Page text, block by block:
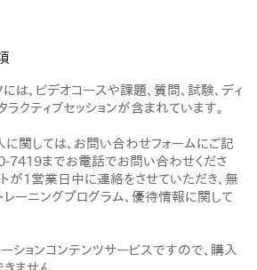
は、ビデオコースや課題、質問、試験、ディ
ラクティブセッションが含まれています。
関しては、お問い合わせフォームにご記
7419までお電話でお問い合わせくださ
が1営業日中に連絡をさせていただき、無
レーニングプログラム、優待情報に関して
ションコンテンツサービスですので、購入